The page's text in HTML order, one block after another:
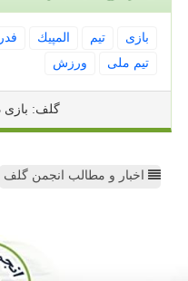
بازی تیم المپیك
تیم ملی
ورزش
گلف: بازی
اخبار و مطالب انجمن گلف